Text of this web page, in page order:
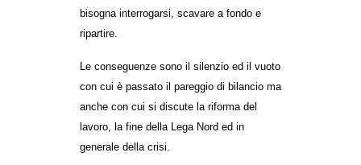
bisogna interrogarsi, scavare a fondo e
ripartire.
Le conseguenze sono il silenzio ed il vuoto
con cui è passato il pareggio di bilancio ma
anche con cui si discute la riforma del
lavoro, la fine della Lega Nord ed in
generale della crisi.